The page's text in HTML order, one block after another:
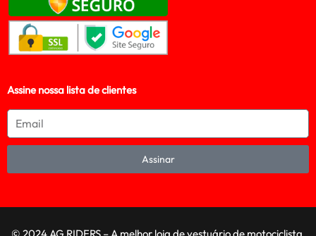
Assine nossa lista de clientes
Assinar